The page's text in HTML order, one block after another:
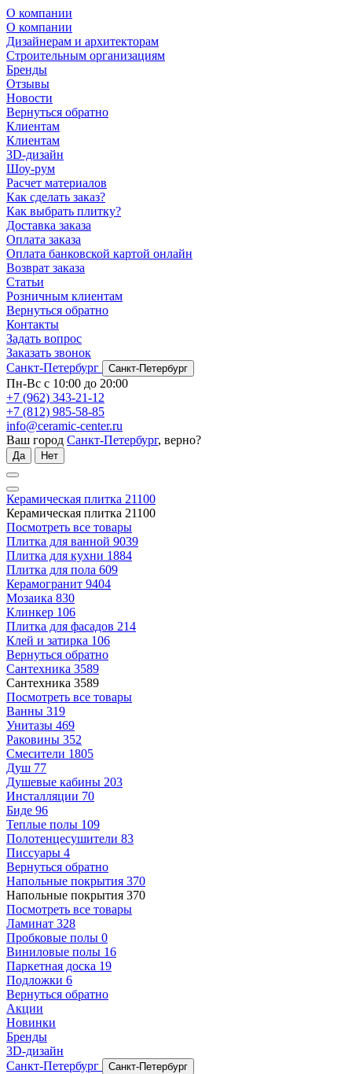
О компании
О компании
Дизайнерам и архитекторам
Строительным организациям
Бренды
Отзывы
Новости
Вернуться обратно
Клиентам
Клиентам
3D-дизайн
Шоу-рум
Расчет материалов
Как сделать заказ?
Как выбрать плитку?
Доставка заказа
Оплата заказа
Оплата банковской картой онлайн
Возврат заказа
Статьи
Розничным клиентам
Вернуться обратно
Контакты
Задать вопрос
Заказать звонок
Санкт-Петербург
Санкт-Петербург
Пн-Вс с 10:00 до 20:00
+7 (962) 343-21-12
+7 (812) 985-58-85
info@ceramic-center.ru
Ваш город Санкт-Петербург, верно?
Да Нет
Керамическая плитка 21100
Керамическая плитка 21100
Посмотреть все товары
Плитка для ванной 9039
Плитка для кухни 1884
Плитка для пола 609
Керамогранит 9404
Мозаика 830
Клинкер 106
Плитка для фасадов 214
Клей и затирка 106
Вернуться обратно
Сантехника 3589
Сантехника 3589
Посмотреть все товары
Ванны 319
Унитазы 469
Раковины 352
Смесители 1805
Душ 77
Душевые кабины 203
Инсталляции 70
Биде 96
Теплые полы 109
Полотенцесушители 83
Писсуары 4
Вернуться обратно
Напольные покрытия 370
Напольные покрытия 370
Посмотреть все товары
Ламинат 328
Пробковые полы 0
Виниловые полы 16
Паркетная доска 19
Подложки 6
Вернуться обратно
Акции
Новинки
Бренды
3D-дизайн
Санкт-Петербург
Санкт-Петербург